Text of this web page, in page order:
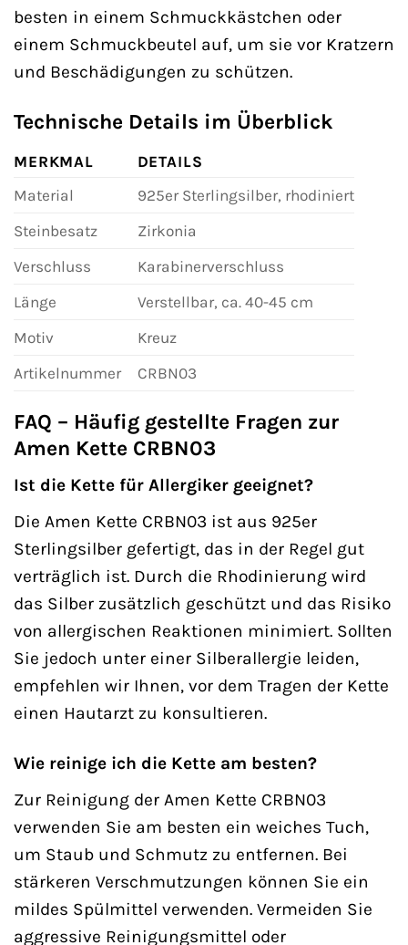
besten in einem Schmuckkästchen oder
einem Schmuckbeutel auf, um sie vor Kratzern
und Beschädigungen zu schützen.
Technische Details im Überblick
MERKMAL
DETAILS
Material
925er Sterlingsilber, rhodiniert
Steinbesatz
Zirkonia
Verschluss
Karabinerverschluss
Länge
Verstellbar, ca. 40-45 cm
Motiv
Kreuz
Artikelnummer
CRBN03
FAQ – Häufig gestellte Fragen zur
Amen Kette CRBN03
Ist die Kette für Allergiker geeignet?
Die Amen Kette CRBN03 ist aus 925er
Sterlingsilber gefertigt, das in der Regel gut
verträglich ist. Durch die Rhodinierung wird
das Silber zusätzlich geschützt und das Risiko
von allergischen Reaktionen minimiert. Sollten
Sie jedoch unter einer Silberallergie leiden,
empfehlen wir Ihnen, vor dem Tragen der Kette
einen Hautarzt zu konsultieren.
Wie reinige ich die Kette am besten?
Zur Reinigung der Amen Kette CRBN03
verwenden Sie am besten ein weiches Tuch,
um Staub und Schmutz zu entfernen. Bei
stärkeren Verschmutzungen können Sie ein
mildes Spülmittel verwenden. Vermeiden Sie
aggressive Reinigungsmittel oder